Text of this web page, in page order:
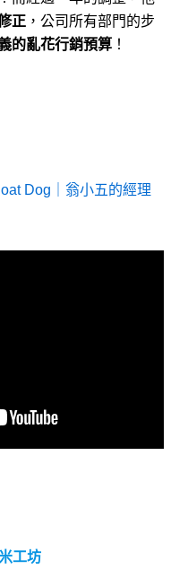
正 ，公司所有部門的步
的亂花行銷預算 ！
Dog｜翁小五的經理
工坊